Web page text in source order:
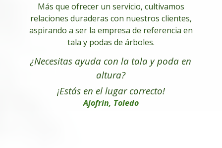
Más que ofrecer un servicio, cultivamos
relaciones duraderas con nuestros clientes,
aspirando a ser la empresa de referencia en
tala y podas de árboles.
¿Necesitas ayuda con la tala y poda en
altura?
¡Estás en el lugar correcto!
Ajofrin, Toledo